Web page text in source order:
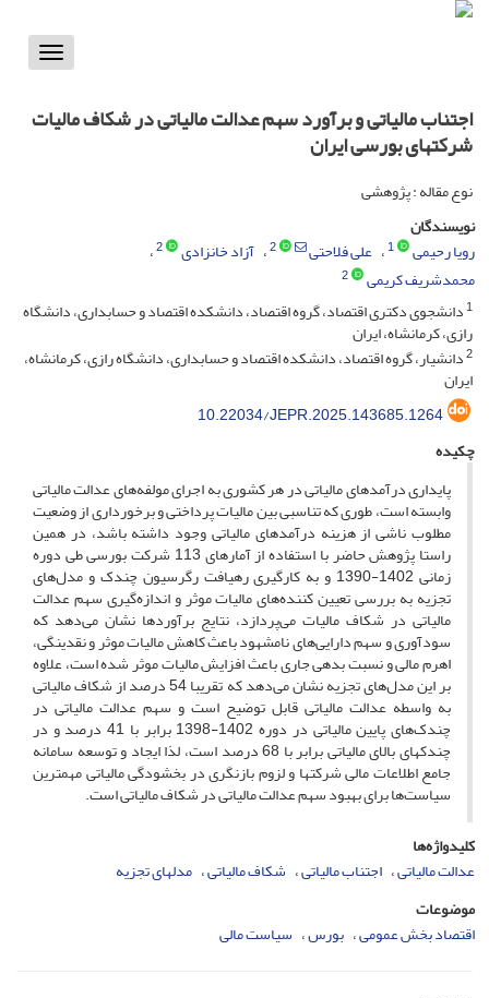
Toggle
اجتناب مالیاتی و برآورد سهم عدالت مالیاتی در شکاف مالیات
شرکتهای بورسی ایران
نوع مقاله : پژوهشی
نویسندگان
رویا رحیمی
1 علی فلاحتی 2 آزاد خانزادی 2
محمدشریف کریمی
2
1دانشجوی دکتری اقتصاد، گروه اقتصاد، دانشکده اقتصاد و حسابداری، دانشگاه
رازی، کرمانشاه، ایران
2دانشیار، گروه اقتصاد، دانشکده اقتصاد و حسابداری، دانشگاه رازی، کرمانشاه،
ایران
10.22034/JEPR.2025.143685.1264
چکیده
پایداری درآمدهای مالیاتی در هر کشوری به اجرای مولفه‌های عدالت مالیاتی
وابسته است، طوری که تناسبی بین مالیات پرداختی و برخورداری از وضعیت
مطلوب ناشی از هزینه درآمدهای مالیاتی وجود داشته باشد، در همین
راستا پژوهش حاضر با استفاده از آمارهای 113 شرکت بورسی طی دوره
زمانی 1402-1390 و به کارگیری رهیافت رگرسیون چندک و مدل‌های
تجزیه به بررسی تعیین کننده‌های مالیات موثر و اندازه‌گیری سهم عدالت
مالیاتی در شکاف مالیات می‌پردازد، نتایج برآوردها نشان می‌دهد که
سودآوری و سهم دارایی‌های نامشهود باعث کاهش مالیات موثر و نقدینگی،
اهرم مالی و نسبت بدهی جاری باعث افزایش مالیات موثر شده است، علاوه
بر این مدل‌های تجزیه نشان می‌دهد که تقریبا 54 درصد از شکاف مالیاتی
به واسطه عدالت مالیاتی قابل توضیح است و سهم عدالت مالیاتی در
چندک‌های پایین مالیاتی در دوره 1402-1398 برابر با 41 درصد و در
چندکهای بالای مالیاتی برابر با 68 درصد است، لذا ایجاد و توسعه سامانه
جامع اطلاعات مالی شرکتها و لزوم بازنگری در بخشودگی مالیاتی مهمترین
سیاست‌ها برای بهبود سهم عدالت مالیاتی در شکاف مالیاتی است.
کلیدواژه‌ها
عدالت مالیاتی اجتناب مالیاتی شکاف مالیاتی مدلهای تجزیه
موضوعات
اقتصاد بخش عمومی بورس سیاست مالی